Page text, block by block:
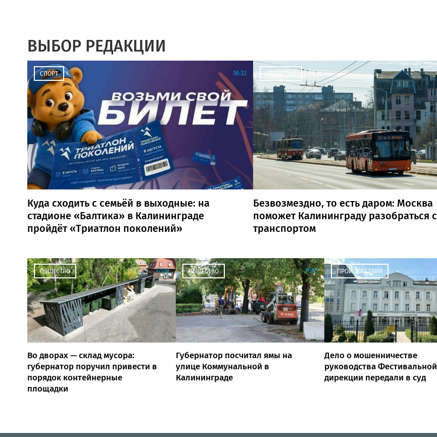
ВЫБОР РЕДАКЦИИ
СПОРТ 18:32
Куда сходить с семьёй в выходные: на
стадионе «Балтика» в Калининграде
пройдёт «Триатлон поколений»
ОБЩЕСТВО
Безвозмездно, то есть даром: Москва
поможет Калининграду разобраться с
транспортом
ОБЩЕСТВО 17:00
Во дворах — склад мусора:
губернатор поручил привести в
порядок контейнерные
площадки
ОБЩЕСТВО 16:15
Губернатор посчитал ямы на
улице Коммунальной в
Калининграде
ПРОИСШЕСТВИЯ
Дело о мошенничестве
руководства Фестивальной
дирекции передали в суд